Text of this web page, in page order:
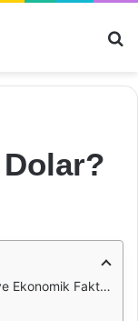
Üzerine Bir İnceleme